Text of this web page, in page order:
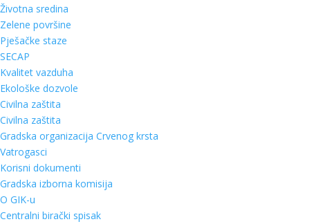
Životna sredina
Zelene površine
Pješačke staze
SECAP
Kvalitet vazduha
Ekološke dozvole
Civilna zaštita
Civilna zaštita
Gradska organizacija Crvenog krsta
Vatrogasci
Korisni dokumenti
Gradska izborna komisija
O GIK-u
Centralni birački spisak